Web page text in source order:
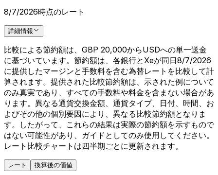
8/7/2026時点のレート
詳細情報
比較による節約額は、GBP 20,000からUSDへの単一送金
に基づいています。節約額は、各銀行とXeが同日8/7/2026
に提供したマージンと手数料を含む為替レートを比較して計
算されます。提供された比較節約額は、示された例について
のみ真実であり、すべての手数料や料金を含まない場合があ
ります。異なる通貨交換金額、通貨タイプ、日付、時間、お
よびその他の個別要因により、異なる比較節約額となりま
す。したがって、これらの結果は実際の節約額を示すもので
はない可能性があり、ガイドとしてのみ使用してください。
レート比較チャートは四半期ごとに更新されます。
レート 換算後の価値